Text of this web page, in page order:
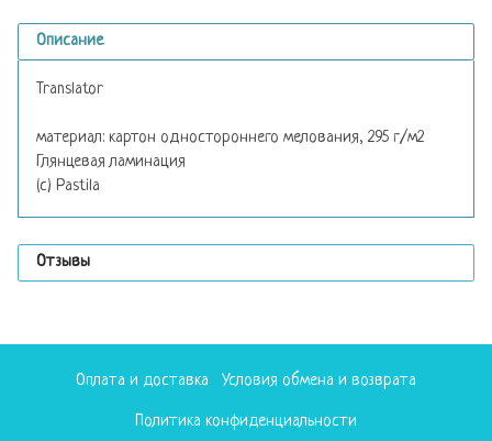
Описание
Translator
материал: картон одностороннего мелования, 295 г/м2
Глянцевая ламинация
(с) Pastila
Отзывы
Оплата и доставка Условия обмена и возврата
Политика конфиденциальности